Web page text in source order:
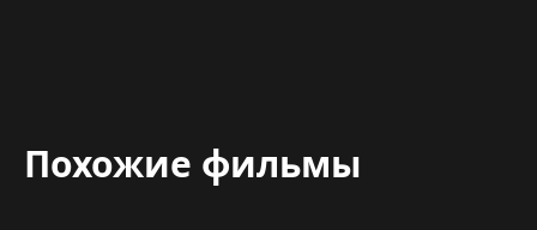
Похожие фильмы